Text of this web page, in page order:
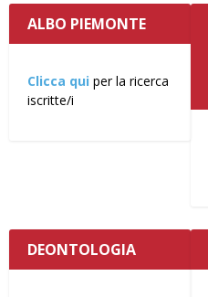
ALBO PIEMONTE
Clicca qui per la ricerca
iscritte/i
DEONTOLOGIA